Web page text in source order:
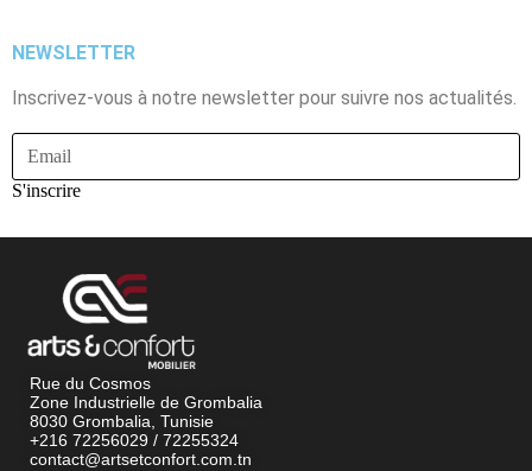
NEWSLETTER
Inscrivez-vous à notre newsletter pour suivre nos actualités.
S'inscrire
Rue du Cosmos
Zone Industrielle de Grombalia
8030 Grombalia, Tunisie
+216 72256029 / 72255324
contact@artsetconfort.com.tn